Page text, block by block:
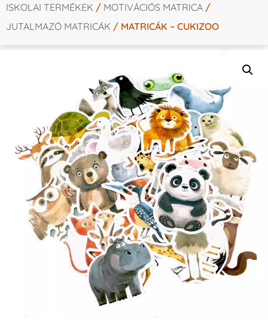
ISKOLAI TERMÉKEK / MOTIVÁCIÓS MATRICA /
JUTALMAZÓ MATRICÁK / MATRICÁK – CUKIZOO